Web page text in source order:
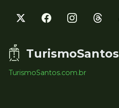
TurismoSantos
TurismoSantos.com.br